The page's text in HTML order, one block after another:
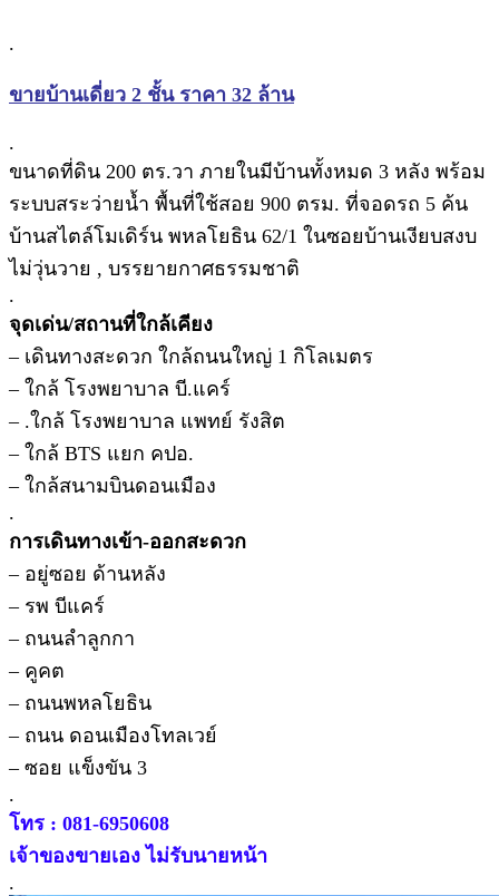
.
ขายบ้านเดี่ยว 2 ชั้น ราคา 32 ล้าน
.
ขนาดที่ดิน 200 ตร.วา ภายในมีบ้านทั้งหมด 3 หลัง พร้อม
ระบบสระว่ายน้ำ พื้นที่ใช้สอย 900 ตรม. ที่จอดรถ 5 ค้น
บ้านสไตล์โมเดิร์น พหลโยธิน 62/1 ในซอยบ้านเงียบสงบ
ไม่วุ่นวาย , บรรยายกาศธรรมชาติ
.
จุดเด่น/สถานที่ใกล้เคียง
– เดินทางสะดวก ใกล้ถนนใหญ่ 1 กิโลเมตร
– ใกล้ โรงพยาบาล บี.แคร์
– .ใกล้ โรงพยาบาล แพทย์ รังสิต
– ใกล้ BTS แยก คปอ.
– ใกล้สนามบินดอนเมือง
.
การเดินทางเข้า-ออกสะดวก
– อยู่ซอย ด้านหลัง
– รพ บีแคร์
– ถนนลำลูกกา
– คูคต
– ถนนพหลโยธิน
– ถนน ดอนเมืองโทลเวย์
– ซอย แข็งขัน 3
.
โทร : 081-6950608
เจ้าของขายเอง ไม่รับนายหน้า
.